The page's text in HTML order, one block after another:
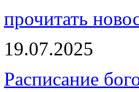
прочитать
19.07.2025
Расписание